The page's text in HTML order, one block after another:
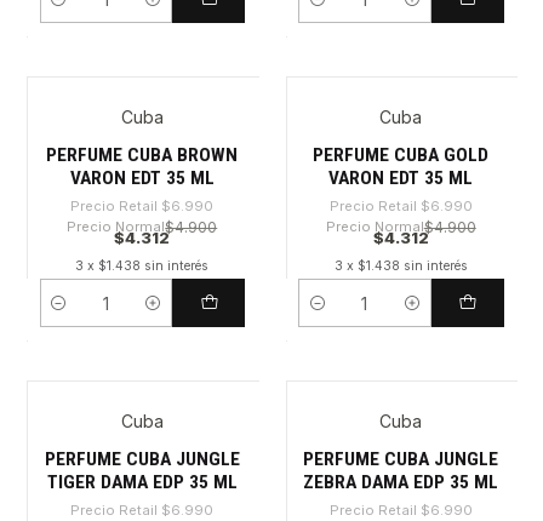
Cantidad Cantidad
Cuba
PERFUME CUBA BROWN
VARON EDT 35 ML
Precio Retail $6.990
Precio Normal$4.900
$4.312
3 x $1.438 sin interés
Cantidad
Cuba
PERFUME CUBA GOLD
VARON EDT 35 ML
Precio Retail $6.990
Precio Normal$4.900
$4.312
3 x $1.438 sin interés
Cantidad
Cuba
PERFUME CUBA JUNGLE
TIGER DAMA EDP 35 ML
Precio Retail $6.990
Cuba
PERFUME CUBA JUNGLE
ZEBRA DAMA EDP 35 ML
Precio Retail $6.990